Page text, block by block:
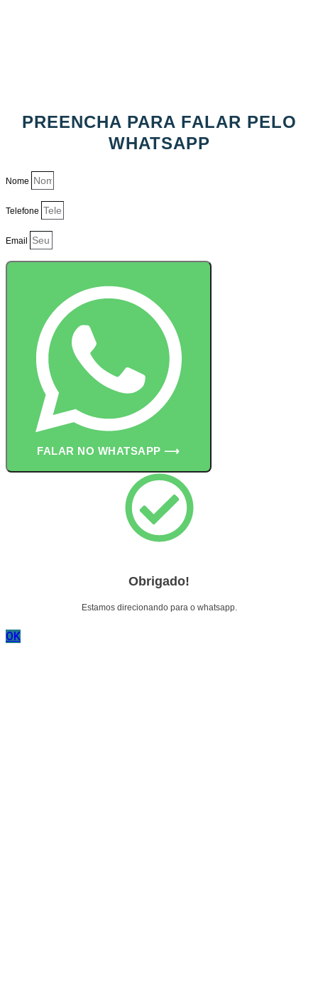
PREENCHA PARA FALAR PELO
WHATSAPP
Nome
Telefone
Email
FALAR NO WHATSAPP ⟶
Obrigado!
Estamos direcionando para o whatsapp.
OK